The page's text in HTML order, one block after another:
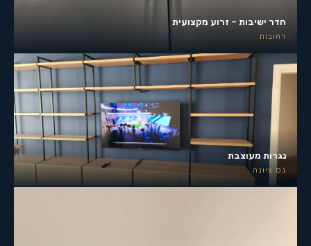
חדר ישיבות – זרוע מקצועית
רחובות
נגרות מעוצבת
נס ציונה